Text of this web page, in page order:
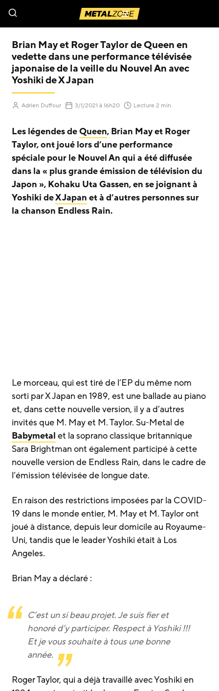
Menu
Brian May et Roger Taylor de Queen en
vedette dans une performance télévisée
japonaise de la veille du Nouvel An avec
Yoshiki de X Japan
Adrien Duffour 3/1/2021 (Mis à jour le )
à 16h20 Lecture 2 min.
Les légendes deQueen, Brian May et Roger
Taylor, ont joué lors d’une performance
spéciale pour le Nouvel An qui a été diffusée
dans la « plus grande émission de télévision du
Japon », Kohaku Uta Gassen, en se joignant à
Yoshiki deX Japan et à d’autres personnes sur
la chanson Endless Rain.
Le morceau, qui est tiré de l’EP du même nom
sorti par X Japan en 1989, est une ballade au piano
et, dans cette nouvelle version, il y a d’autres
invités que M. May et M. Taylor. Su-Metal de
Babymetal et la soprano classique britannique
Sara Brightman ont également participé à cette
nouvelle version de Endless Rain, dans le cadre de
l’émission télévisée de longue date.
En raison des restrictions imposées par la COVID-
19 dans le monde entier, M. May et M. Taylor ont
joué à distance, depuis leur domicile au Royaume-
Uni, tandis que le leader Yoshiki était à Los
Angeles.
Brian May a déclaré :
C’est un si beau projet. Je suis fier et
honoré d’y participer. Respect à Yoshiki !!!
Et je vous souhaite à tous une bonne
année.
Roger Taylor, qui a déjà travaillé avec Yoshiki en